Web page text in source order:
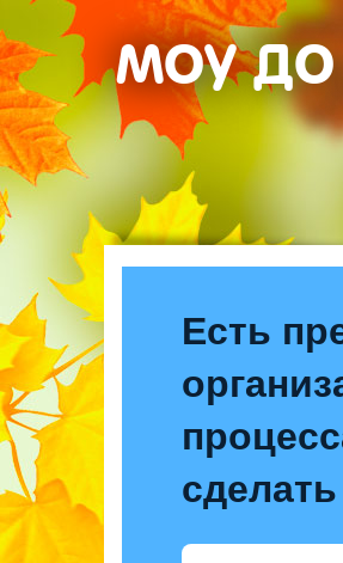
МОУ ДО
Есть